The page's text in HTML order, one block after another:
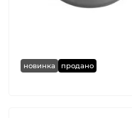
новинка продано